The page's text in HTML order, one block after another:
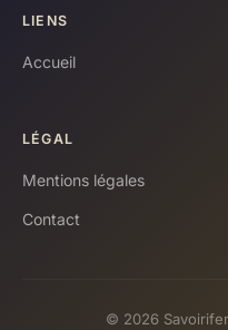
LIENS
Accueil
LÉGAL
Mentions légales
Contact
© 2026